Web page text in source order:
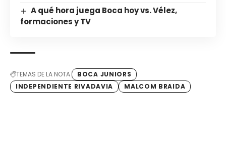
A qué hora juega Boca hoy vs. Vélez,
formaciones y TV
TEMAS DE LA NOTA
BOCA JUNIORS
INDEPENDIENTE RIVADAVIA
MALCOM BRAIDA